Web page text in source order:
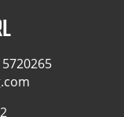
5720265